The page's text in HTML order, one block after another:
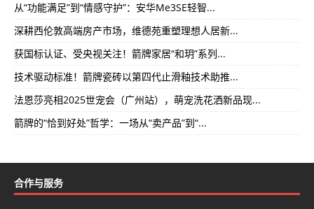
从“功能满足”到“情感守护”：安华Me3SE轻智...
深耕西伦敦高端房产市场，维德苑重塑理想人居新...
获国标认证、受央视关注！箭牌家居“和玥”系列...
技术驱动标准！箭牌瓷砖以第四代止滑釉技术助推...
法恩莎亮相2025世宠会（广州站），萌宠洗花洒新品现...
箭牌的“恰到好处”哲学：一场从“卖产品”到“...
合作与服务